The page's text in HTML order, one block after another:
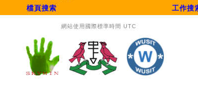
檔頁搜索
工作搜
網站使用國際標準時間 UTC